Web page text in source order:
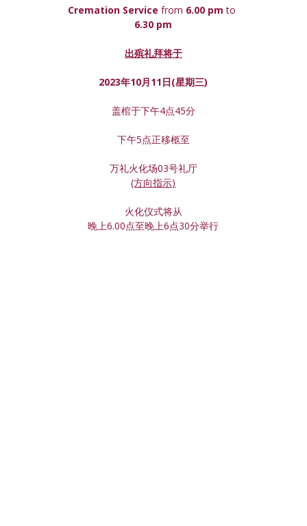
Cremation Service from 6.00 pm to
6.30 pm
出殡礼拜将于
2023年10月11日(星期三)
盖棺于下午4点45分
下午5点正移柩至
万礼火化场03号礼厅
(方向指示)
火化仪式将从
晚上6.00点至晚上6点30分举行